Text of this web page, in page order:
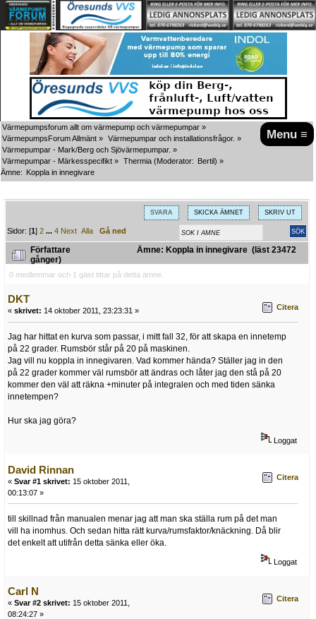
Menu ≡
Värmepumpsforum allt om värmepump och värmepumpar »
VärmepumpsForum Allmänt » Värmepumpar och installationsfrågor. »
Värmepumpar - Mark/Berg och Sjövärmepumpar. »
Värmepumpar - Märkesspecifikt » Thermia (Moderator: Bertil) »
Ämne: Koppla in innegivare
SVARA SKICKA ÄMNET SKRIV UT
Sidor: [1]2 ...4 Next Alla Gå ned
Författare
Ämne: Koppla in innegivare (läst 23472
gånger)
0 medlemmar och 1 gäst tittar på detta ämne.
DKT
« skrivet: 14 oktober 2011, 23:23:31 » Citera
Jag har hittat en kurva som passar, i mitt fall 32, för att skapa en innetemp
på 22 grader. Rumsbör står på 20 på maskinen.
Jag vill nu koppla in innegivaren. Vad kommer hända? Ställer jag in den
på 22 grader kommer väl rumsbör att ändras och låter jag den stå på 20
kommer den väl att räkna +minuter på integralen och med tiden sänka
innetempen?
Hur ska jag göra?
Loggat
David Rinnan
« Svar #1 skrivet: 15 oktober 2011,
00:13:07 »
Citera
till skillnad från manualen menar jag att man ska ställa rum på det man
vill ha inomhus. Och sedan hitta rätt kurva/rumsfaktor/knäckning. Då blir
det enkelt att utifrån detta sänka eller öka.
Loggat
Carl N
« Svar #2 skrivet: 15 oktober 2011,
08:24:27 »
Citera